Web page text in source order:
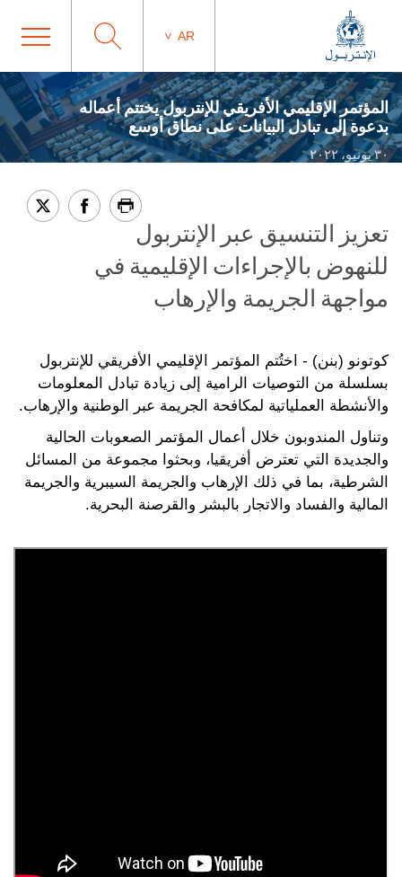
AR
المؤتمر الإقليمي الأفريقي للإنتربول يختتم أعماله
بدعوة إلى تبادل البيانات على نطاق أوسع
٣٠ يونيو، ٢٠٢٢
تعزيز التنسيق عبر الإنتربول
للنهوض بالإجراءات الإقليمية في
مواجهة الجريمة والإرهاب
كوتونو (بنن) - اختُتم المؤتمر الإقليمي الأفريقي للإنتربول
بسلسلة من التوصيات الرامية إلى زيادة تبادل المعلومات
والأنشطة العملياتية لمكافحة الجريمة عبر الوطنية والإرهاب.
وتناول المندوبون خلال أعمال المؤتمر الصعوبات الحالية
والجديدة التي تعترض أفريقيا، وبحثوا مجموعة من المسائل
الشرطية، بما في ذلك الإرهاب والجريمة السيبرية والجريمة
المالية والفساد والاتجار بالبشر والقرصنة البحرية.